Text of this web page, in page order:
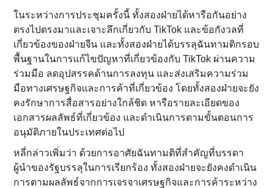
ในระหว่างการประชุมครั้งนี้ ทั้งสองฝ่ายได้หารือกันอย่าง
ตรงไปตรงมาและเจาะลึกเกี่ยวกับ TikTok และข้อกังวลที่
เกี่ยวข้องของฝ่ายจีน และทั้งสองฝ่ายได้บรรลุฉันทามติกรอบ
พื้นฐานในการแก้ไขปัญหาที่เกี่ยวข้องกับ TikTok ผ่านความ
ร่วมมือ ลดอุปสรรคด้านการลงทุน และส่งเสริมความร่วม
มือทางเศรษฐกิจและการค้าที่เกี่ยวข้อง โดยทั้งสองฝ่ายจะยัง
คงรักษาการสื่อสารอย่างใกล้ชิด หารือรายละเอียดของ
เอกสารผลลัพธ์ที่เกี่ยวข้อง และดำเนินการตามขั้นตอนการ
อนุมัติภายในประเทศต่อไป
หลี่กล่าวเพิ่มว่า ด้วยการอาศัยฉันทามติที่สำคัญที่บรรดา
ผู้นำของรัฐบรรลุในการเรียกร้อง ทั้งสองฝ่ายจะยังคงดำเนิน
การตามผลลัพธ์จากการเจรจาเศรษฐกิจและการค้าระหว่าง